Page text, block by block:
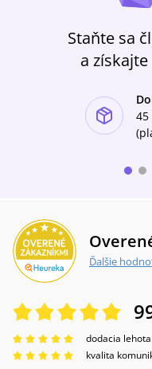
Staňte sa
a
45
Ďalšie
dodacia lehota
kvalita